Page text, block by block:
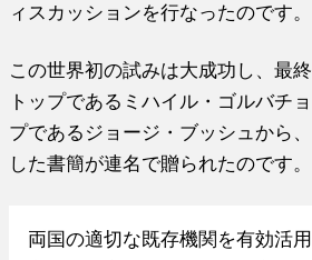
ィスカッションを行なったのです。
この世界初の試みは大成功し、最
トップであるミハイル・ゴルバチ
プであるジョージ・ブッシュから
した書簡が連名で贈られたのです。
両国の適切な既存機関を有効活